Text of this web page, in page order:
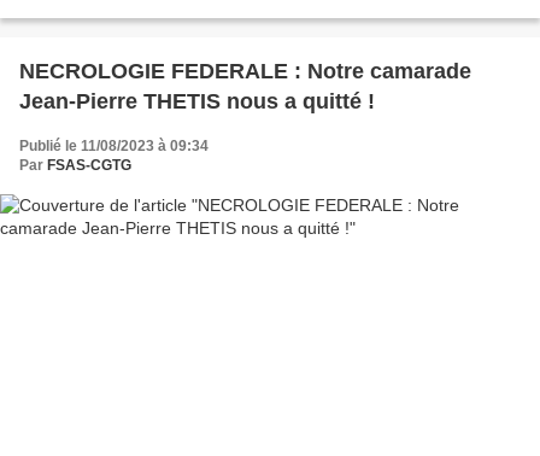
NECROLOGIE FEDERALE : Notre camarade
Jean-Pierre THETIS nous a quitté !
Publié le 11/08/2023 à 09:34
Par FSAS-CGTG